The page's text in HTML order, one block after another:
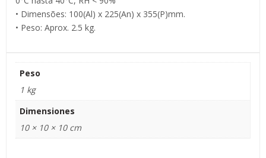
• Dimensões: 100(Al) x 225(An) x 355(P)mm.
• Peso: Aprox. 2.5 kg.
Peso
1 kg
Dimensiones
10 × 10 × 10 cm